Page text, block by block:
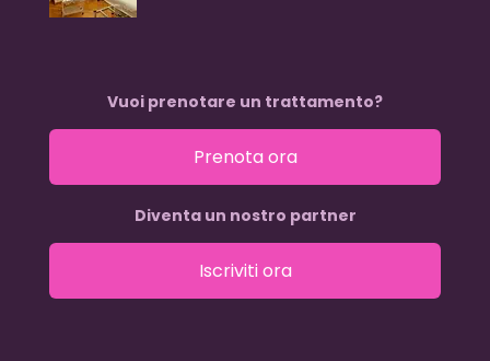
Vuoi prenotare un trattamento?
Prenota ora
Diventa un nostro partner
Iscriviti ora